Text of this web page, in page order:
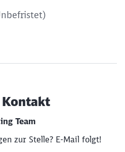
Kontakt
Team
zur Stelle? E‑Mail folgt!